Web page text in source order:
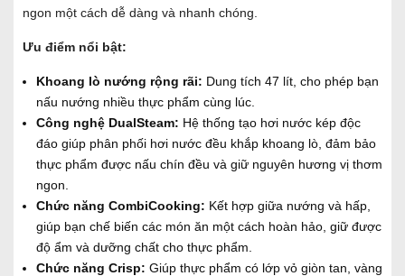
ngon một cách dễ dàng và nhanh chóng.
Ưu điểm nổi bật:
Khoang lò nướng rộng rãi: Dung tích 47 lít, cho phép bạn
nấu nướng nhiều thực phẩm cùng lúc.
Công nghệ DualSteam: Hệ thống tạo hơi nước kép độc
đáo giúp phân phối hơi nước đều khắp khoang lò, đảm bảo
thực phẩm được nấu chín đều và giữ nguyên hương vị thơm
ngon.
Chức năng CombiCooking: Kết hợp giữa nướng và hấp,
giúp bạn chế biến các món ăn một cách hoàn hảo, giữ được
độ ẩm và dưỡng chất cho thực phẩm.
Chức năng Crisp: Giúp thực phẩm có lớp vỏ giòn tan, vàng